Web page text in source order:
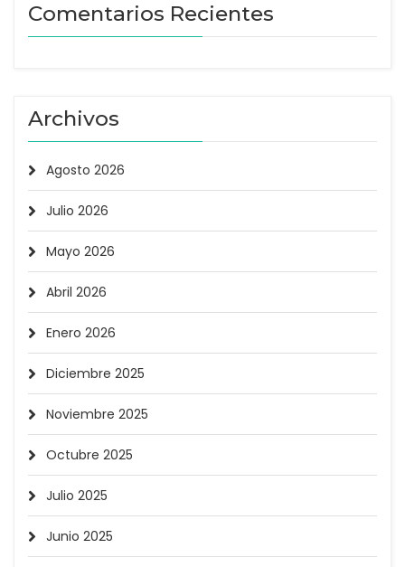
Comentarios Recientes
Archivos
Agosto 2026
Julio 2026
Mayo 2026
Abril 2026
Enero 2026
Diciembre 2025
Noviembre 2025
Octubre 2025
Julio 2025
Junio 2025